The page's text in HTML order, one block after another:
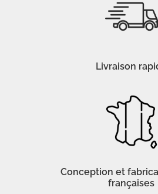
Livraison
Conception et
françaises